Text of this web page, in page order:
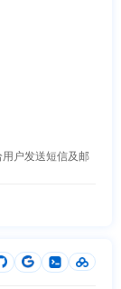
户发送短信及邮
铺首页自定义配